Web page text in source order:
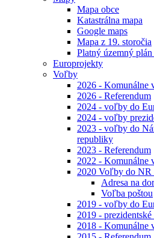
Mapa obce
Katastrálna mapa
Google maps
Mapa z 19. storočia
Platný územný plán
Europrojekty
Voľby
2026 -
2026 - Referendum
2024 - voľby do
2024 - voľby
2023 - voľby do
republiky
2023 - Referendum
2022 -
2020 Voľby do NR
Adresa na
Voľba poštou
2019 - voľby do
2019 -
2018 - Komunálne